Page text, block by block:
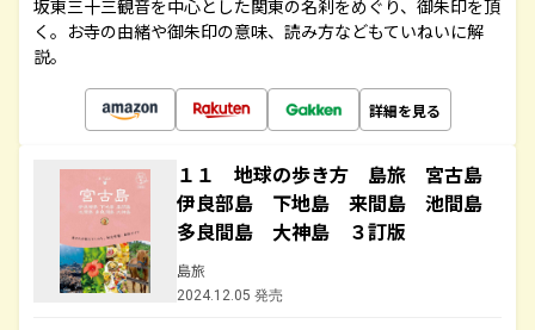
坂東三十三観音を中心とした関東の名刹をめぐり、御朱印を頂
く。お寺の由緒や御朱印の意味、読み方などもていねいに解
説。
詳細を見る
１１ 地球の歩き方 島旅 宮古島
伊良部島 下地島 来間島 池間島
多良間島 大神島 ３訂版
島旅
2024.12.05 発売